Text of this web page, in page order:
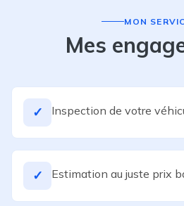
MON
Mes
✓ Inspection de votre
✓ Estimation au juste prix